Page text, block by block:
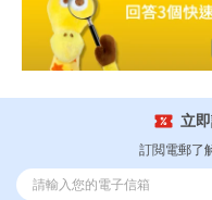
立
訂閲電郵了